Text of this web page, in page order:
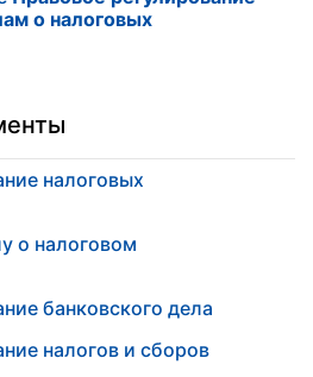
о налоговых
налоговых
о налоговом
банковского дела
налогов и сборов